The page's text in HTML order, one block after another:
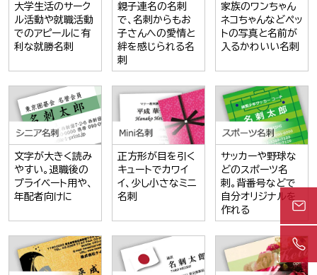
大学生活のサーク
ル活動や就職活動
でのアピールに有
利な就勝名刺
親子連名の名刺
で、名刺からもお
子さんへの愛情と
絆を感じられる名
刺
家族のワンちゃん
ネコちゃんなどペッ
トの写真と名前が
入るかわいい名刺
文字が大きく読み
やすい。退職後の
プライベート用や、
年配者向けに
正方形が目を引く
キュートでカワイ
イ、少し小さなミニ
名刺
サッカーや野球な
どのスポーツ名
刺。背番号などで
自分オリジナルを
作れる